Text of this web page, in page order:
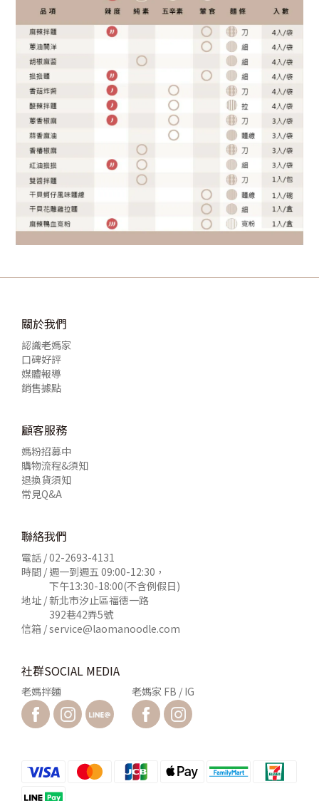
關於我們
認識老媽家
口碑好評
媒體報導
銷售據點
顧客服務
媽粉招募中
購物流程&須知
退換貨須知
常見Q&A
聯絡我們
電話 /02-2693-4131
時間 / 週一到週五 09:00-12:30，
下午13:30-18:00(不含例假日)
地址 / 新北市汐止區福德一路
392巷42弄5號
信箱 /service@laomanoodle.com
社群SOCIAL MEDIA
老媽拌麵 老媽家 FB / IG